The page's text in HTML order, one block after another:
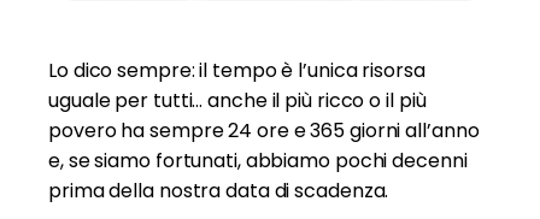
Lo dico sempre: il tempo è l’unica risorsa
uguale per tutti… anche il più ricco o il più
povero ha sempre 24 ore e 365 giorni all’anno
e, se siamo fortunati, abbiamo pochi decenni
prima della nostra data di scadenza.